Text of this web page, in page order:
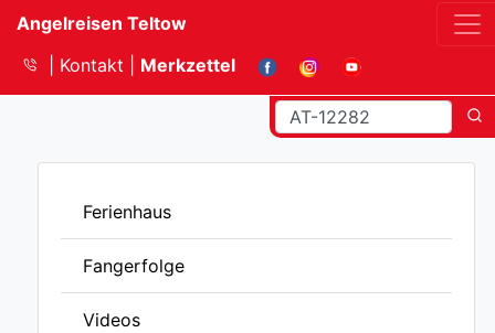
Angelreisen Teltow
Kontakt
Merkzettel
Ferienhaus
Fangerfolge
Videos